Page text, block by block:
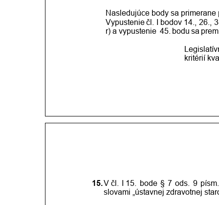
Nasledujúce body sa primerane
Vypusteniečl. I bodov 14., 26.,
r) a vypustenie 45. bodu sa
kritérií
15.V čl. I 15. bode § 7 ods. 9 písm.
slovami „ústavnej zdravotnej